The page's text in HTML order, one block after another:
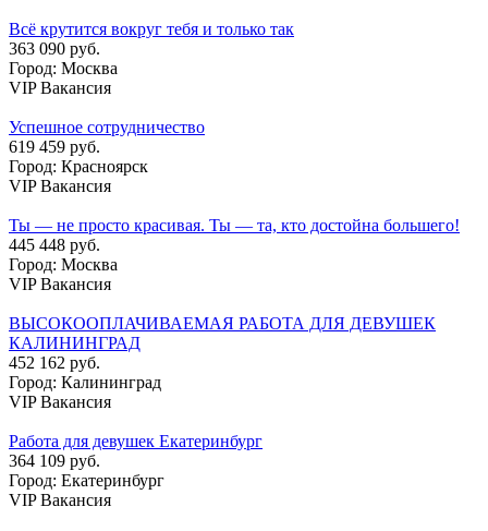
Всё крутится вокруг тебя и только так
363 090 руб.
Город: Москва
VIP Вакансия
Успешное сотрудничество
619 459 руб.
Город: Красноярск
VIP Вакансия
Ты — не просто красивая. Ты — та, кто достойна большего!
445 448 руб.
Город: Москва
VIP Вакансия
ВЫСОКООПЛАЧИВАЕМАЯ РАБОТА ДЛЯ ДЕВУШЕК
КАЛИНИНГРАД
452 162 руб.
Город: Калининград
VIP Вакансия
Работа для девушек Екатеринбург
364 109 руб.
Город: Екатеринбург
VIP Вакансия